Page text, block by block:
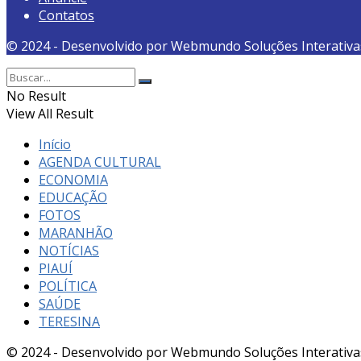
Contatos
© 2024 - Desenvolvido por Webmundo Soluções
No Result
View All Result
Início
AGENDA CULTURAL
ECONOMIA
EDUCAÇÃO
FOTOS
MARANHÃO
NOTÍCIAS
PIAUÍ
POLÍTICA
SAÚDE
TERESINA
© 2024 - Desenvolvido por Webmundo Soluções